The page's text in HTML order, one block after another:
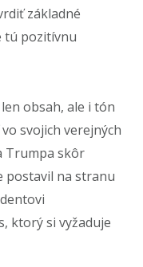
základné
tú pozitívnu
obsah, ale i tón
svojich verejných
Trumpa skôr
postavil na stranu
ktorý si vyžaduje